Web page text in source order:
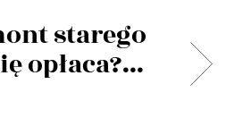
starego
opłaca?...